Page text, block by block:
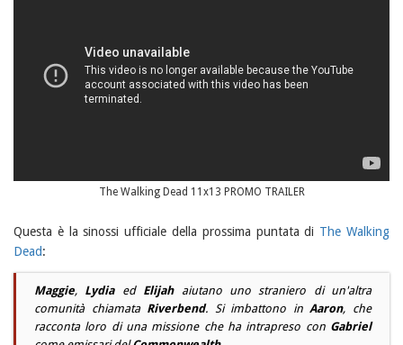
The Walking Dead 11x13 PROMO TRAILER
Questa è la sinossi ufficiale della prossima puntata di The Walking
Dead:
Maggie, Lydiaed Elijahaiutano uno straniero di un'altra
comunità chiamata Riverbend. Si imbattono inAaron, che
racconta loro di una missione che ha intrapreso con Gabriel